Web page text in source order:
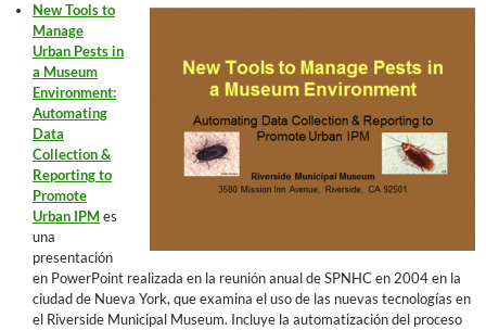
New Tools to
Manage
Urban Pests in
a Museum
Environment:
Automating
Data
Collection &
Reporting to
Promote
Urban IPMes
una
presentación
en PowerPoint realizada en la reunión anual de SPNHC en 2004 en la
ciudad de Nueva York, que examina el uso de las nuevas tecnologías en
el Riverside Municipal Museum. Incluye la automatización del proceso